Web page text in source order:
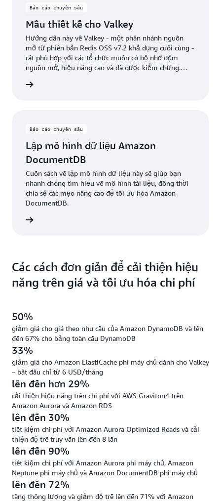
Báo cáo chuyên sâu
Mẫu thiết kế cho Valkey
Hướng dẫn này về Valkey - một phân nhánh nguồn
mở từ phiên bản Redis OSS v7.2 khả dụng cuối cùng -
rất phù hợp với các tổ chức muốn có bộ nhớ đệm
nguồn mở, hiệu năng cao và đã được kiểm chứng.
đệm và tìm hiểu sâu về các mẫu mô hình hóa dữ liệu
Báo cáo chuyên sâu
Lập mô hình dữ liệu Amazon
DocumentDB
Cuốn sách về lập mô hình dữ liệu này sẽ giúp bạn
nhanh chóng tìm hiểu về mô hình tài liệu, đồng thời
chia sẻ các mẹo nâng cao để tối ưu hóa Amazon
DocumentDB.
Các cách đơn giản để cải thiện hiệu
năng trên giá và tối ưu hóa chi phí
50%
giảm giá cho giá theo nhu cầu của Amazon DynamoDB và lên
đến 67% cho bảng toàn cầu DynamoDB
33%
giảm giá cho Amazon ElastiCache phi máy chủ dành cho Valkey
– bắt đầu chỉ từ 6 USD/tháng
lên đến hơn 29%
cải thiện hiệu năng trên chi phí với AWS Graviton4 trên
Amazon Aurora và Amazon RDS
lên đến 30%
tiết kiệm chi phí với Amazon Aurora Optimized Reads và cải
thiện độ trễ truy vấn lên đến 8 lần
lên đến 90%
tiết kiệm chi phí với Amazon Aurora phi máy chủ, Amazon
Neptune phi máy chủ và Amazon DocumentDB phi máy chủ
lên đến 72%
tăng thông lượng và giảm độ trễ lên đến 71% với Amazon